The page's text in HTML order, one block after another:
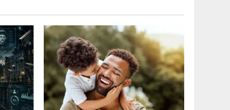
para a construção civil no
DF
Minas+Doce- Feira e
Festival da Doçaria e
Confeitaria Mineira